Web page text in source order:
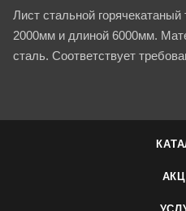
Лист стальной
2000мм и длиной 6000мм.
сталь. Соответствует